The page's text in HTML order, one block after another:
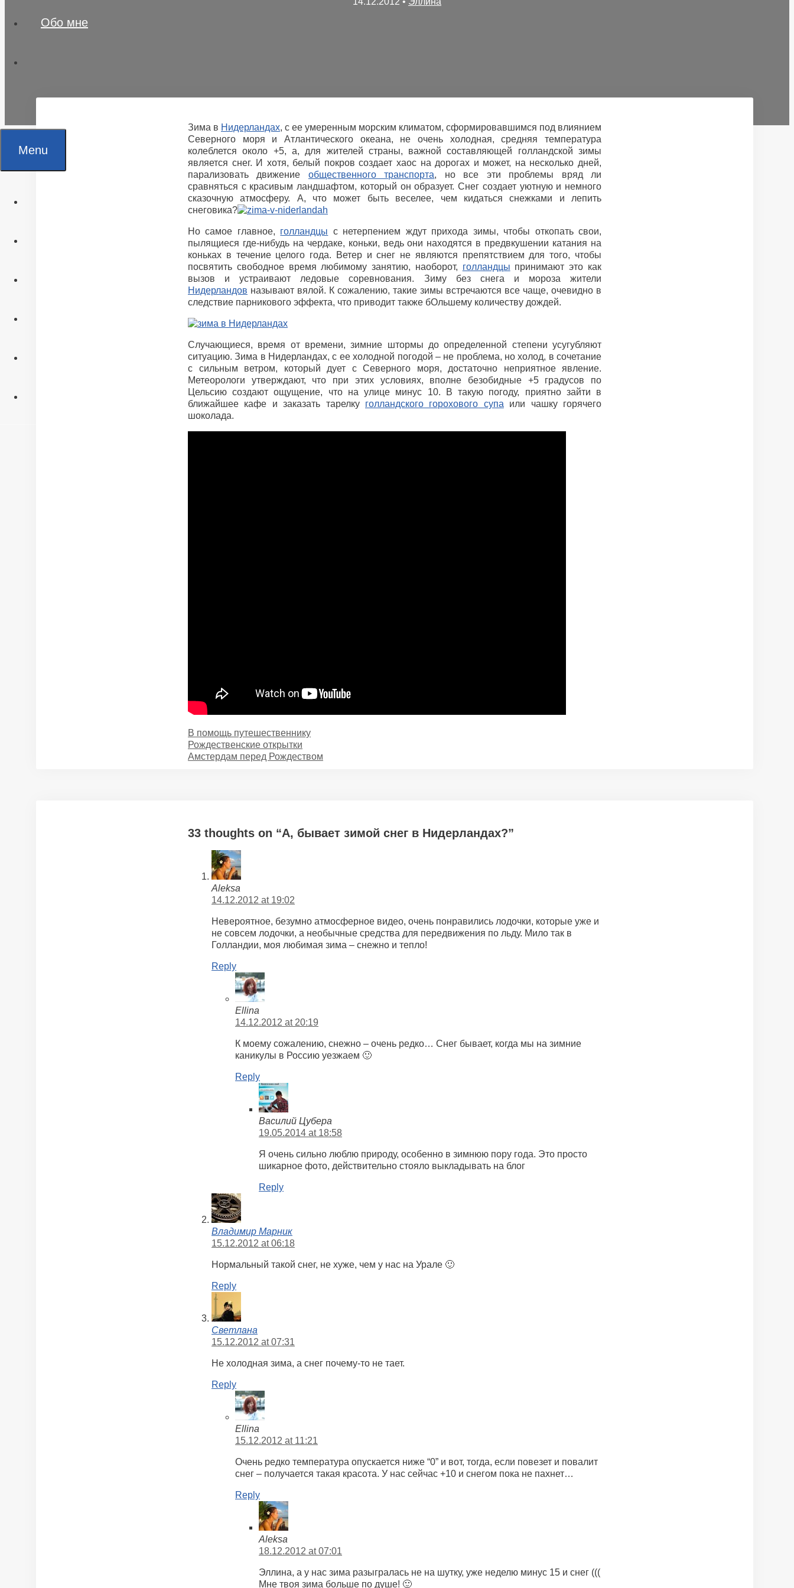
Обо мне
Menu
Зима в Нидерландах, с ее умеренным морским климатом, сформировавшимся под влиянием
Северного моря и Атлантического океана, не очень холодная, средняя температура
колеблется около +5, а, для жителей страны, важной составляющей голландской зимы
является снег. И хотя, белый покров создает хаос на дорогах и может, на несколько дней,
парализовать движение общественного транспорта, но все эти проблемы вряд ли
сравняться с красивым ландшафтом, который он образует. Снег создает уютную и немного
сказочную атмосферу. А, что может быть веселее, чем кидаться снежками и лепить
снеговика?
Но самое главное, голландцы с нетерпением ждут прихода зимы, чтобы откопать свои,
пылящиеся где-нибудь на чердаке, коньки, ведь они находятся в предвкушении катания на
коньках в течение целого года. Ветер и снег не являются препятствием для того, чтобы
посвятить свободное время любимому занятию, наоборот, голландцы принимают это как
вызов и устраивают ледовые соревнования. Зиму без снега и мороза жители
Нидерландов называют вялой. К сожалению, такие зимы встречаются все чаще, очевидно в
следствие парникового эффекта, что приводит также бОльшему количеству дождей.
Случающиеся, время от времени, зимние штормы до определенной степени усугубляют
ситуацию. Зима в Нидерландах, с ее холодной погодой – не проблема, но холод, в сочетание
с сильным ветром, который дует с Северного моря, достаточно неприятное явление.
Метеорологи утверждают, что при этих условиях, вполне безобидные +5 градусов по
Цельсию создают ощущение, что на улице минус 10. В такую погоду, приятно зайти в
ближайшее кафе и заказать тарелку голландского горохового супа или чашку горячего
шоколада.
Categories
В помощь путешественнику
Рождественские открытки
Амстердам перед Рождеством
33 thoughts on “А, бывает зимой снег в Нидерландах?”
Aleksa
14.12.2012 at 19:02
Невероятное, безумно атмосферное видео, очень понравились лодочки, которые уже и
не совсем лодочки, а необычные средства для передвижения по льду. Мило так в
Голландии, моя любимая зима – снежно и тепло!
Reply
Ellina
14.12.2012 at 20:19
К моему сожалению, снежно – очень редко… Снег бывает, когда мы на зимние
каникулы в Россию уезжаем 🙂
Reply
Василий Цубера
19.05.2014 at 18:58
Я очень сильно люблю природу, особенно в зимнюю пору года. Это просто
шикарное фото, действительно стояло выкладывать на блог
Reply
Владимир Марник
15.12.2012 at 06:18
Нормальный такой снег, не хуже, чем у нас на Урале 🙂
Reply
Светлана
15.12.2012 at 07:31
Не холодная зима, а снег почему-то не тает.
Reply
Ellina
15.12.2012 at 11:21
Очень редко температура опускается ниже “0” и вот, тогда, если повезет и повалит
снег – получается такая красота. У нас сейчас +10 и снегом пока не пахнет…
Reply
Aleksa
18.12.2012 at 07:01
Эллина, а у нас зима разыгралась не на шутку, уже неделю минус 15 и снег (((
Мне твоя зима больше по душе! 🙂